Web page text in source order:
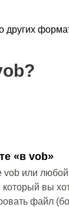
«в vob»
vob или любой
вы
файл